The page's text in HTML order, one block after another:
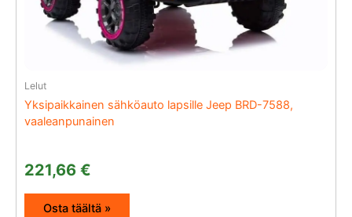
Lelut
Yksipaikkainen sähköauto lapsille Jeep BRD-7588,
vaaleanpunainen
221,66 €
Osta täältä »